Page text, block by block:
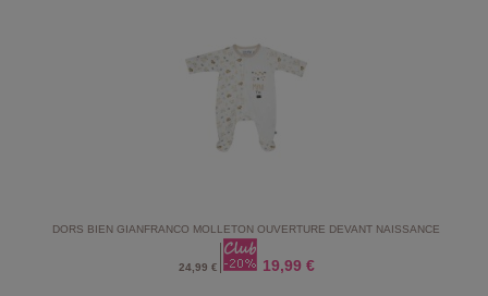
DORS BIEN GIANFRANCO MOLLETON OUVERTURE DEVANT NAISSANCE
24,99 € 19,99 €